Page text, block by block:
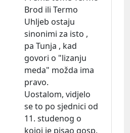
Brod ili Termo
Uhljeb ostaju
sinonimi za isto ,
pa Tunja , kad
govori o "lizanju
meda" možda ima
pravo.
Uostalom, vidjelo
se to po sjednici od
11. studenog o
kojoj je pisao gosp.